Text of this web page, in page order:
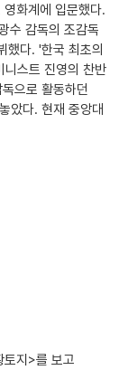
화계에 입문했다.
수 감독의 조감독
다. '한국 최초의
스트 진영의 찬반
으로 활동하던
았다. 현재 중앙대
지>를 보고